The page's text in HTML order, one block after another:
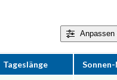
Anpassen
Tageslänge